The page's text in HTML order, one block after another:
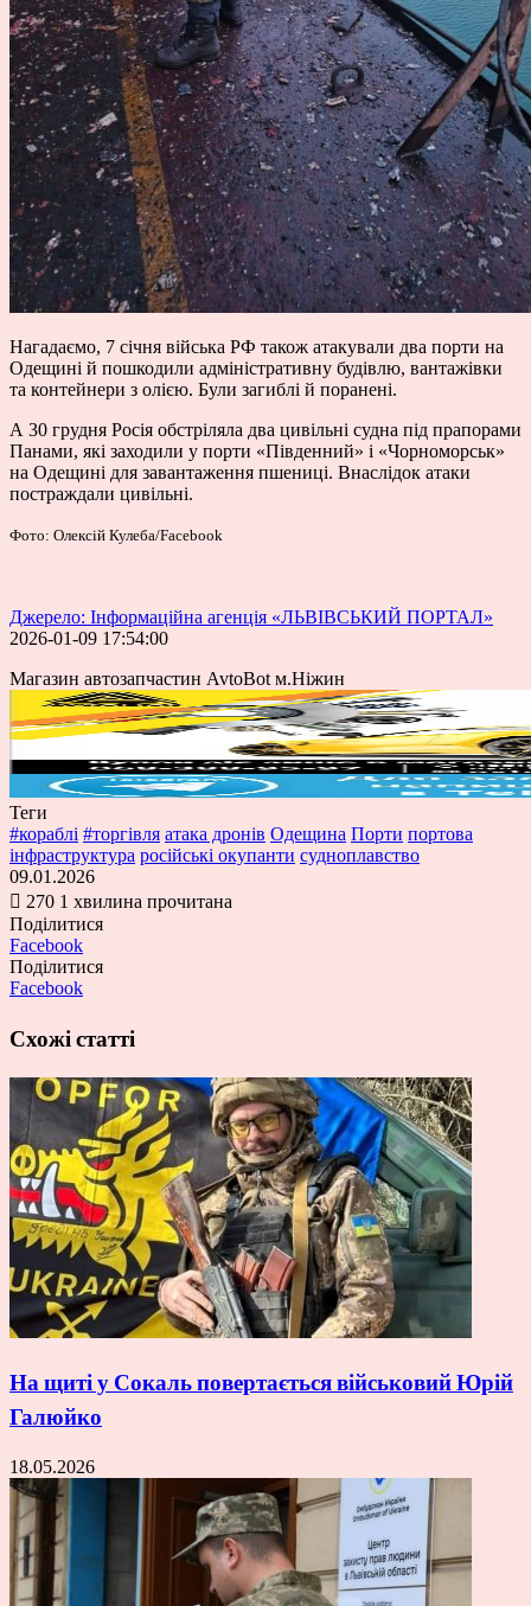
Нагадаємо, 7 січня війська РФ також атакували два порти на
Одещині й пошкодили адміністративну будівлю, вантажівки
та контейнери з олією. Були загиблі й поранені.
А 30 грудня Росія обстріляла два цивільні судна під прапорами
Панами, які заходили у порти «Південний» і «Чорноморськ»
на Одещині для завантаження пшениці. Внаслідок атаки
постраждали цивільні.
Фото: Олексій Кулеба/Facebook
Джерело: Інформаційна агенція «ЛЬВІВСЬКИЙ ПОРТАЛ»
2026-01-09 17:54:00
Магазин автозапчастин AvtoBot м.Ніжин
Теги
#кораблі #торгівля атака дронів Одещина Порти портова
інфраструктура російські окупанти судноплавство
09.01.2026
270 1 хвилина прочитана
Поділитися
Facebook
Поділитися
Facebook
Схожі статті
На щиті у Сокаль повертається військовий Юрій
Галюйко
18.05.2026